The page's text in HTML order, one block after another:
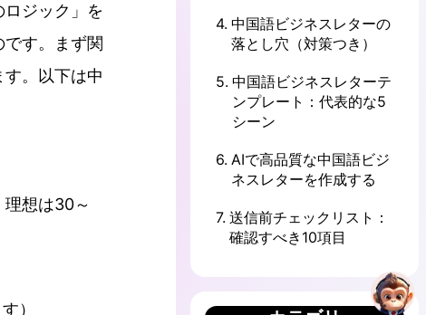
ジック」を
す。まず関
。以下は中
想は30～
）
4. 中国語ビジネスレターの
落とし穴（対策つき）
5. 中国語ビジネスレターテ
ンプレート：代表的な5
シーン
6. AIで高品質な中国語ビジ
ネスレターを作成する
7. 送信前チェックリスト：
確認すべき10項目